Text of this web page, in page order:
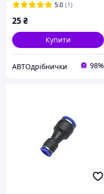
5.0 (1)
25₴
Купити
АВТОдрібнички 98%